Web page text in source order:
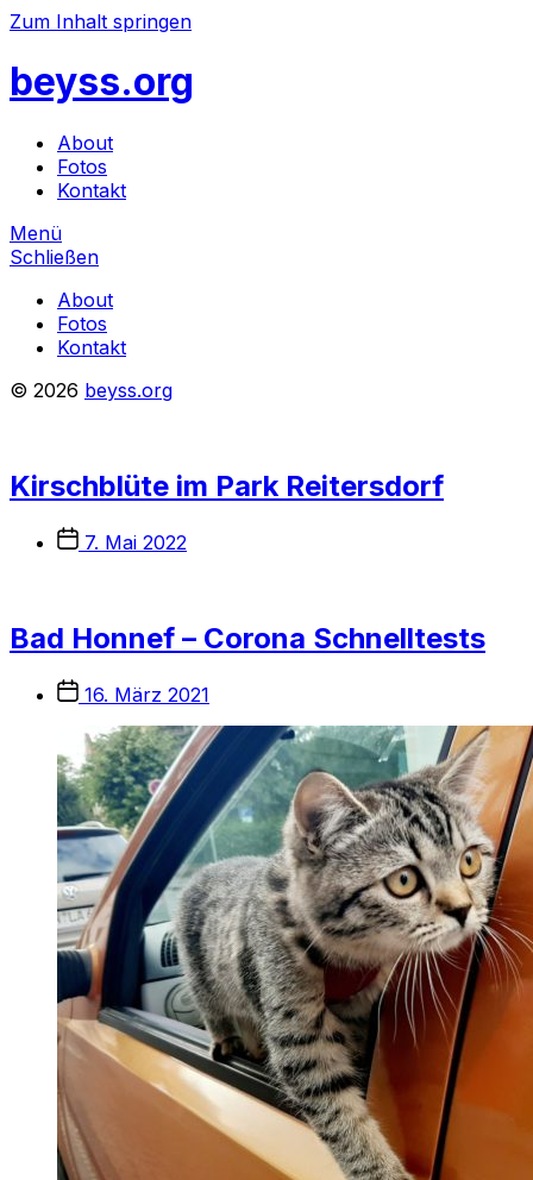
Zum Inhalt springen
beyss.org
About
Fotos
Kontakt
Menü
Schließen
About
Fotos
Kontakt
© 2026 beyss.org
Kirschblüte im Park Reitersdorf
Veröffentlichungsdatum
7. Mai 2022
Bad Honnef – Corona Schnelltests
Veröffentlichungsdatum
16. März 2021